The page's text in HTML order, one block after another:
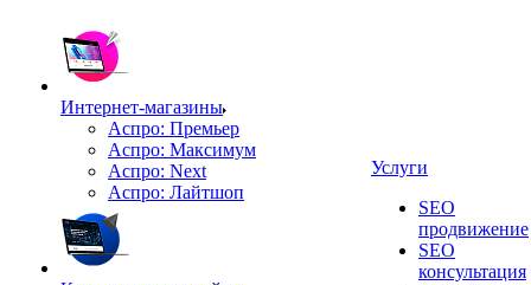
Интернет-магазины
Аспро: Премьер
Аспро: Максимум
Аспро: Next
Аспро: Лайтшоп
Услуги
SEO
продвижение
SEO
консультация